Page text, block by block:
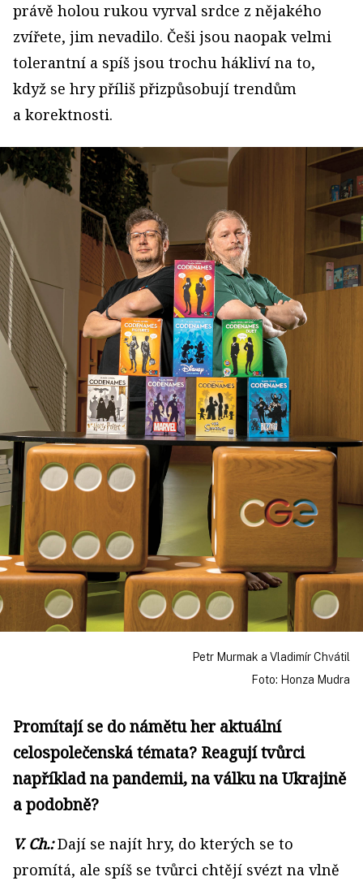
právě holou rukou vyrval srdce z nějakého
zvířete, jim nevadilo. Češi jsou naopak velmi
tolerantní a spíš jsou trochu hákliví na to,
když se hry příliš přizpůsobují trendům
a korektnosti.
Petr Murmak a Vladimír Chvátil
Foto: Honza Mudra
Promítají se do námětu her aktuální
celospolečenská témata? Reagují tvůrci
například na pandemii, na válku na Ukrajině
a podobně?
V. Ch.:Dají se najít hry, do kterých se to
promítá, ale spíš se tvůrci chtějí svézt na vlně